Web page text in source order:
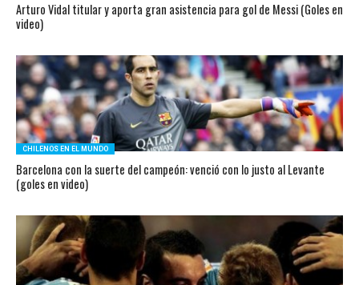
Arturo Vidal titular y aporta gran asistencia para gol de Messi (Goles en
video)
CHILENOS EN EL MUNDO
Barcelona con la suerte del campeón: venció con lo justo al Levante
(goles en video)